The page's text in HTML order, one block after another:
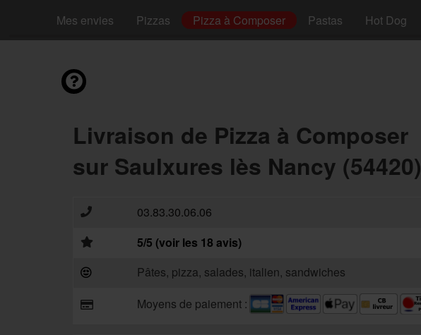
Mes envies Pizzas Pizza à Composer Pastas Hot Dog
Livraison de Pizza à Composer
sur Saulxures lès Nancy (54420)
03.83.30.06.06
5/5 (voir les 18 avis)
Pâtes, pizza, salades, italien, sandwiches
Moyens de paiement :